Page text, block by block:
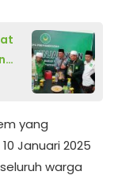
yang
Januari 2025
warga